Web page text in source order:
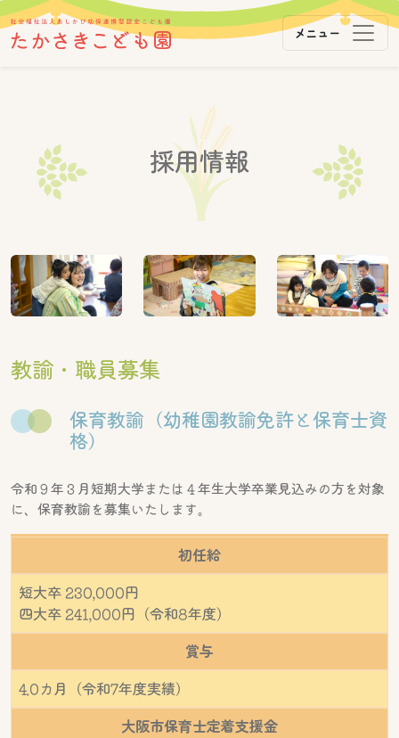
メインナビゲーション メニュー
採用情報
教諭・職員募集
保育教諭（幼稚園教諭免許と保育士資
格）
令和９年３月短期大学または４年生大学卒業見込みの方を対象
に、保育教諭を募集いたします。
初任給
短大卒 230,000円
四大卒 241,000円（令和8年度）
賞与
4.0カ月（令和7年度実績）
大阪市保育士定着支援金